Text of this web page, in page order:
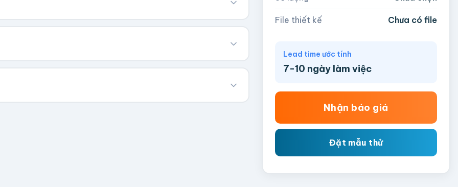
giá theo số lượng.
File thiết kế Chưa có file
Lead time ước tính
7-10 ngày làm việc
Nhận báo giá
Đặt mẫu thử